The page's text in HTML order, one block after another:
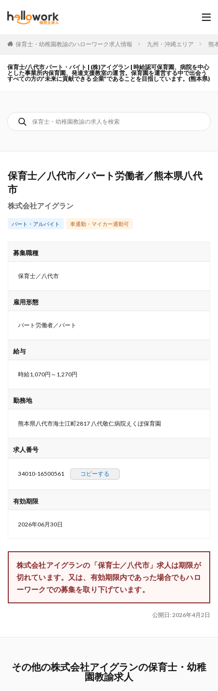
保育士・幼稚園教諭のハローワーク求人情報 九州・沖縄エリア 熊
保育士/八代市 パート・バイト | (株)アイグラン | 時給認可保育園、病院を中心
とした事業所内保育園、発達支援教室の運 営。保育園を運営する中で出会う
すべての方の”未来に貢献できる 企業”であることを目指しています。(熊本県)
保育士／八代市／パート労働者／熊本県八代
市
株式会社アイグラン
パート・アルバイト 車通勤・マイカー通勤可
募集職種
保育士／八代市
雇用形態
パート労働者／パート
給与
時給1,070円～1,270円
勤務地
熊本県八代市海士江町2817 八代敬仁病院えくぼ保育園
求人番号
34010-16500561 コピーする
有効期限
2026年06月30日
株式会社アイグランの「保育士／八代市」求人は期限が
切れています。又は、有効期限内であった場合でもハロ
ーワークでの募集を取り下げています。
公開日: 2026年4月2日
その他の株式会社アイグランの保育士・幼稚
園教諭求人